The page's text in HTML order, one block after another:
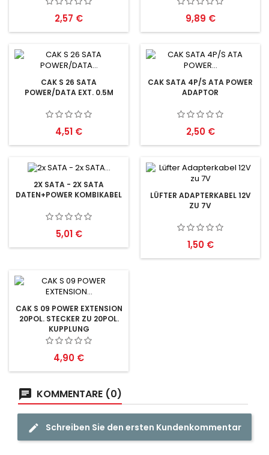
Preis
2,57 € Preis
9,89 €
CAK S 26 SATA
POWER/DATA EXT. 0.5M
Preis
4,51 €
CAK SATA 4P/S ATA POWER
ADAPTOR
Preis
2,50 €
2X SATA - 2X SATA
DATEN+POWER KOMBIKABEL
Preis
5,01 €
LÜFTER ADAPTERKABEL 12V
ZU 7V
Preis
1,50 €
CAK S 09 POWER EXTENSION
20POL. STECKER ZU 20POL.
KUPPLUNG
Preis
4,90 €
KOMMENTARE (0)
Schreiben Sie den ersten Kundenkommentar